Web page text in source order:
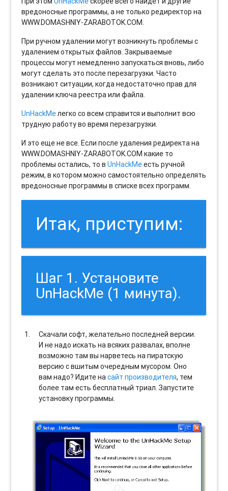
вредоносные программы, а не только редиректор на
WWW.DOMASHNIY-ZARABOTOK.COM.
При ручном удалении могут возникнуть проблемы с
удалением открытых файлов. Закрываемые
процессы могут немедленно запускаться вновь, либо
могут сделать это после перезагрузки. Часто
возникают ситуации, когда недостаточно прав для
удалении ключа реестра или файла.
UnHackMeлегко со всем справится и выполнит всю
трудную работу во время перезагрузки.
И это еще не все. Если после удаления редиректа на
WWW.DOMASHNIY-ZARABOTOK.COM какие то
проблемы остались, то вUnHackMeесть ручной
режим, в котором можно самостоятельно определять
вредоносные программы в списке всех программ.
Итак, приступим:
Шаг 1. Установите
UnHackMe (1 минута).
Скачали софт, желательно последней версии.
И не надо искать на всяких развалах, вполне
возможно там вы нарветесь на пиратскую
версию с вшитым очередным мусором. Оно
вам надо? Идите насайт производителя, тем
более там есть бесплатный триал. Запустите
установку программы.